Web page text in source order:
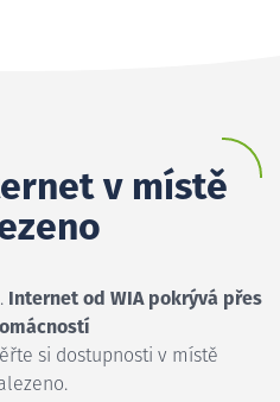
v místě
Internet od WIA pokrývá přes
si dostupnosti v místě